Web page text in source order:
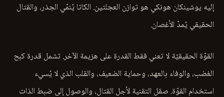
إليه يوشينكان هونكي هو توازن العجلتين. الكاتا يُنمّي الجذر، والقتال
الحقيقي يُمدّ الأغصان.
القوّة الحقيقيّة لا تعني فقط القدرة على هزيمة الآخر. تشمل قدرة كبح
الغضب، والوفاء بالعهد، وحماية الضعيف، والقلب الذي لا يُسيء
استخدام القوّة. صقل التقنية لأجل القتال، والوصول إلى ضبط الذات